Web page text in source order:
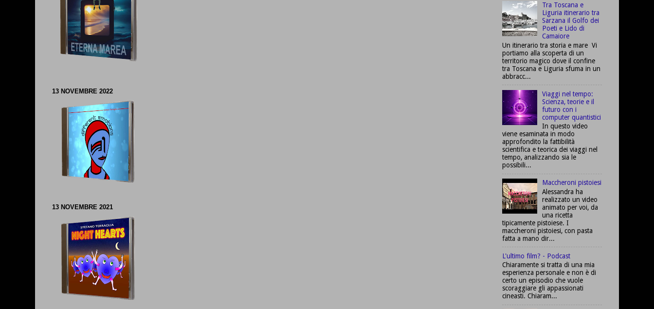
13 NOVEMBRE 2022
13 NOVEMBRE 2021
Tra Toscana e
Liguria itinerario tra
Sarzana il Golfo dei
Poeti e Lido di
Camaiore
Un itinerario tra storia e mare Vi
portiamo alla scoperta di un
territorio magico dove il confine
tra Toscana e Liguria sfuma in un
abbracc...
Viaggi nel tempo:
Scienza, teorie e il
futuro con i
computer quantistici
In questo video
viene esaminata in modo
approfondito la fattibilità
scientifica e teorica dei viaggi nel
tempo, analizzando sia le
possibili...
Maccheroni pistoiesi
Alessandra ha
realizzato un video
animato per voi, da
una ricetta
tipicamente pistoiese. I
maccheroni pistoiesi, con pasta
fatta a mano dir...
L'ultimo film? - Podcast
Chiaramente si tratta di una mia
esperienza personale e non è di
certo un episodio che vuole
scoraggiare gli appassionati
cineasti. Chiaram...